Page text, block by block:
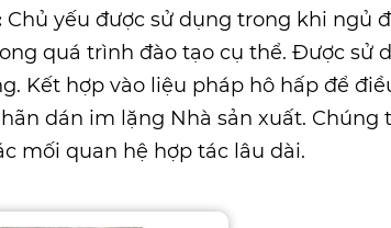
Chủ yếu được sử dụng trong khi ngủ
quá trình đào tạo cụ thể. Được sử
Kết hợp vào liệu pháp hô hấp để
dán im lặng Nhà sản xuất. Chúng
mối quan hệ hợp tác lâu dài.